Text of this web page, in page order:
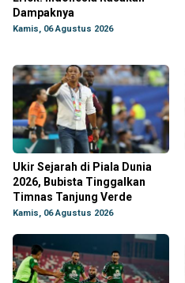
Dampaknya
Kamis, 06 Agustus 2026
Ukir Sejarah di Piala Dunia
2026, Bubista Tinggalkan
Timnas Tanjung Verde
Kamis, 06 Agustus 2026